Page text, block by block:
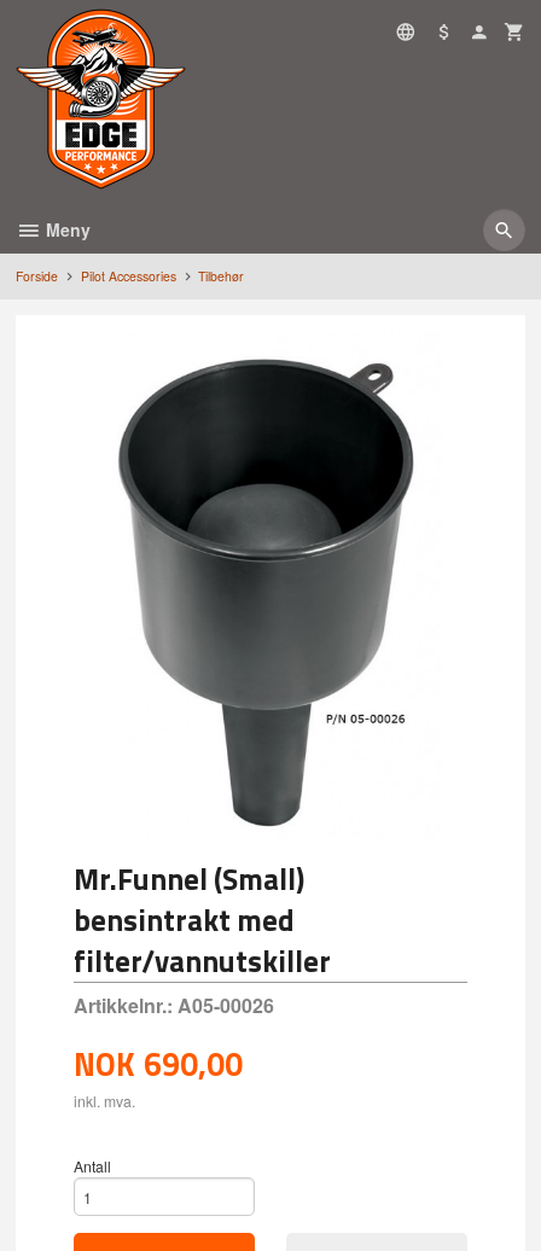
innholdet
Meny
Forside Pilot Accessories Tilbehør
Mr.Funnel (Small)
bensintrakt med
filter/vannutskiller
Artikkelnr.: A05-00026
NOK 690,00
inkl. mva.
Antall